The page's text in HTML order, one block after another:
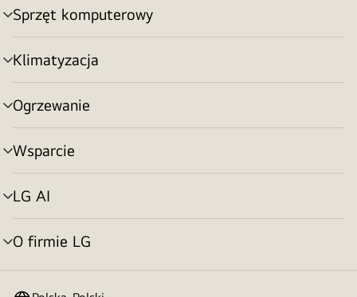
Sprzęt komputerowy
Przełącznik
menu
Klimatyzacja
Przełącznik
menu
Ogrzewanie
Przełącznik
menu
Wsparcie
Przełącznik
menu
LG AI
Przełącznik
menu
O firmie LG
Przełącznik